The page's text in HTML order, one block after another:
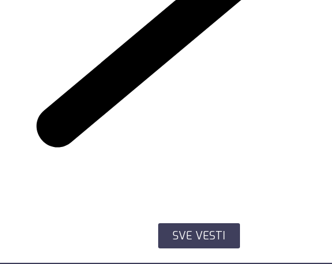
SVE VESTI